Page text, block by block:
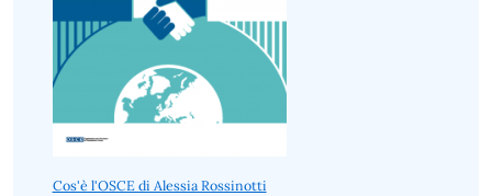
Cos'è l'OSCE di Alessia Rossinotti